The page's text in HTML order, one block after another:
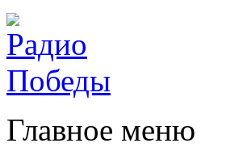
Главное меню